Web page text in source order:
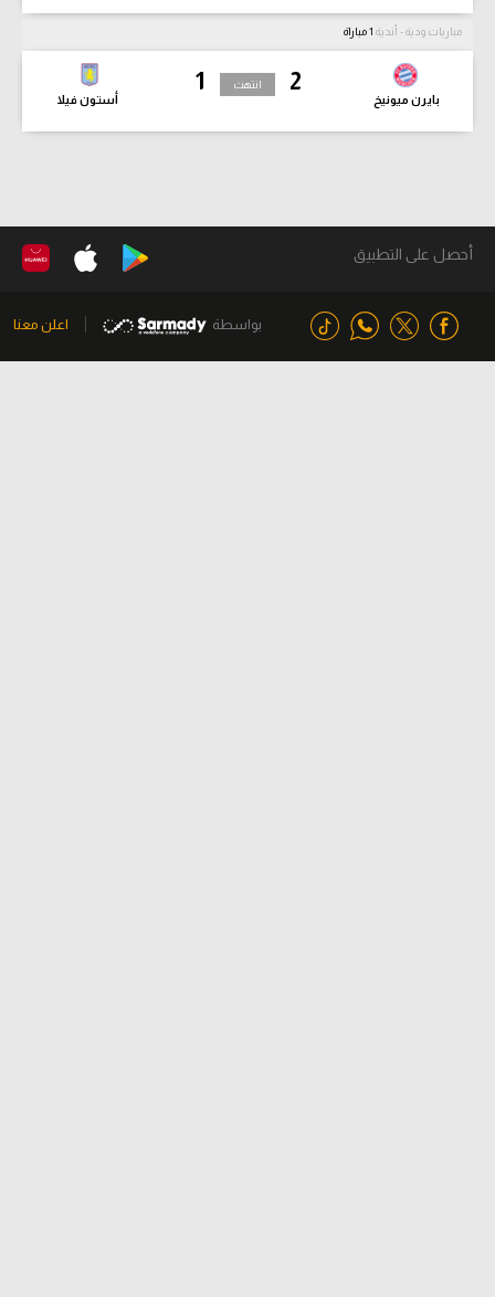
مباريات ودية - أندية
2
بايرن ميونيخ
1
أستون فيلا
انتهت
أحصل على التطبيق
بواسطة اعلن معنا